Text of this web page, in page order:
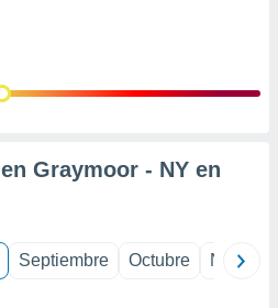
Graymoor - NY en
Septiembre Octubre